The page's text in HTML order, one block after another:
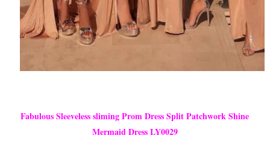
Fabulous Sleeveless sliming Prom Dress Split Patchwork Shine
Mermaid Dress LY0029